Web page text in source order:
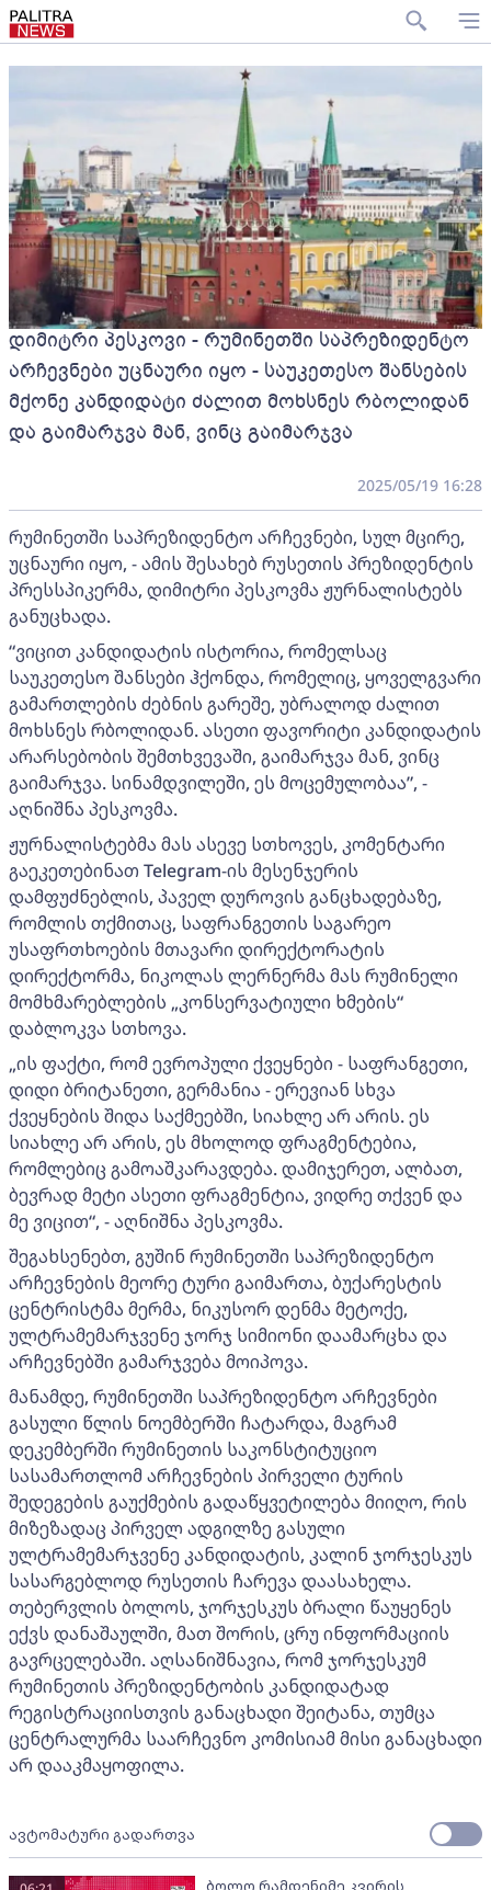
დიმიტრი პესკოვი - რუმინეთში საპრეზიდენტო
არჩევნები უცნაური იყო - საუკეთესო შანსების
მქონე კანდიდატი ძალით მოხსნეს რბოლიდან
და გაიმარჯვა მან, ვინც გაიმარჯვა
2025/05/19 16:28
რუმინეთში საპრეზიდენტო არჩევნები, სულ მცირე,
უცნაური იყო, - ამის შესახებ რუსეთის პრეზიდენტის
პრესსპიკერმა, დიმიტრი პესკოვმა ჟურნალისტებს
განუცხადა.
“ვიცით კანდიდატის ისტორია, რომელსაც
საუკეთესო შანსები ჰქონდა, რომელიც, ყოველგვარი
გამართლების ძებნის გარეშე, უბრალოდ ძალით
მოხსნეს რბოლიდან. ასეთი ფავორიტი კანდიდატის
არარსებობის შემთხვევაში, გაიმარჯვა მან, ვინც
გაიმარჯვა. სინამდვილეში, ეს მოცემულობაა”, -
აღნიშნა პესკოვმა.
ჟურნალისტებმა მას ასევე სთხოვეს, კომენტარი
გაეკეთებინათ Telegram-ის მესენჯერის
დამფუძნებლის, პაველ დუროვის განცხადებაზე,
რომლის თქმითაც, საფრანგეთის საგარეო
უსაფრთხოების მთავარი დირექტორატის
დირექტორმა, ნიკოლას ლერნერმა მას რუმინელი
მომხმარებლების „კონსერვატიული ხმების“
დაბლოკვა სთხოვა.
„ის ფაქტი, რომ ევროპული ქვეყნები - საფრანგეთი,
დიდი ბრიტანეთი, გერმანია - ერევიან სხვა
ქვეყნების შიდა საქმეებში, სიახლე არ არის. ეს
სიახლე არ არის, ეს მხოლოდ ფრაგმენტებია,
რომლებიც გამოაშკარავდება. დამიჯერეთ, ალბათ,
ბევრად მეტი ასეთი ფრაგმენტია, ვიდრე თქვენ და
მე ვიცით“, - აღნიშნა პესკოვმა.
შეგახსენებთ, გუშინ რუმინეთში საპრეზიდენტო
არჩევნების მეორე ტური გაიმართა, ბუქარესტის
ცენტრისტმა მერმა, ნიკუსორ დენმა მეტოქე,
ულტრამემარჯვენე ჯორჯ სიმიონი დაამარცხა და
არჩევნებში გამარჯვება მოიპოვა.
მანამდე, რუმინეთში საპრეზიდენტო არჩევნები
გასული წლის ნოემბერში ჩატარდა, მაგრამ
დეკემბერში რუმინეთის საკონსტიტუციო
სასამართლომ არჩევნების პირველი ტურის
შედეგების გაუქმების გადაწყვეტილება მიიღო, რის
მიზეზადაც პირველ ადგილზე გასული
ულტრამემარჯვენე კანდიდატის, კალინ ჯორჯესკუს
სასარგებლოდ რუსეთის ჩარევა დაასახელა.
თებერვლის ბოლოს, ჯორჯესკუს ბრალი წაუყენეს
ექვს დანაშაულში, მათ შორის, ცრუ ინფორმაციის
გავრცელებაში. აღსანიშნავია, რომ ჯორჯესკუმ
რუმინეთის პრეზიდენტობის კანდიდატად
რეგისტრაციისთვის განაცხადი შეიტანა, თუმცა
ცენტრალურმა საარჩევნო კომისიამ მისი განაცხადი
არ დააკმაყოფილა.
ავტომატური გადართვა
ბოლო რამდენიმე კვირის